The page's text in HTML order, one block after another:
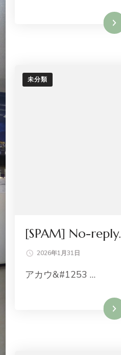
続きを読む
未分類
[SPAM] No-reply.
2026年1月31日
アカウ&#1253 …
続きを読む